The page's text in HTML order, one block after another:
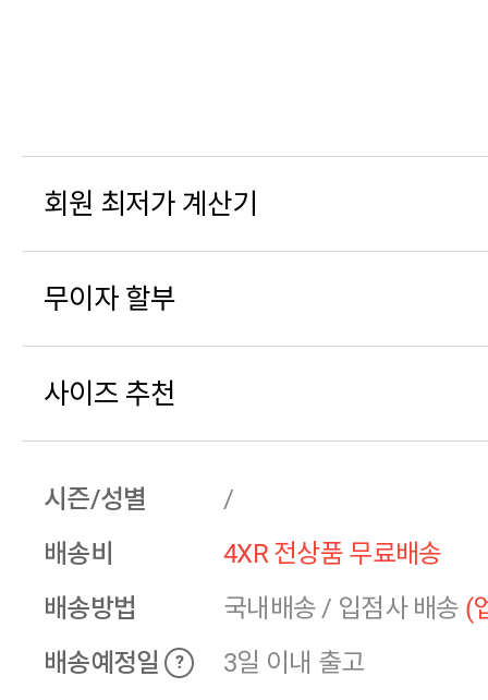
회원 최저가 계산기
무이자 할부
사이즈 추천
시즌/성별
/
배송비
4XR 전상품 무료배송
배송방법
국내배송 / 입점사 배송 (
배송예정일
?
3일 이내 출고